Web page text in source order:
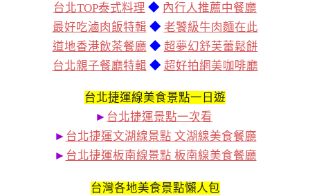
台北TOP泰式料理 ◆ 內行人推薦中餐廳
最好吃滷肉飯特輯 ◆ 老饕級牛肉麵在此
道地香港飲茶餐廳 ◆ 超夢幻舒芙蕾鬆餅
台北親子餐廳特輯 ◆ 超好拍網美咖啡廳
台北捷運線美食景點一日遊
► 台北捷運景點一次看
► 台北捷運文湖線景點 文湖線美食餐廳
► 台北捷運板南線景點 板南線美食餐廳
台灣各地美食景點懶人包